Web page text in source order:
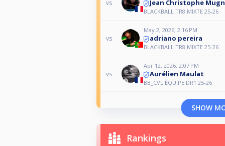
vs Jean Christophe
BLACKBALL TR8 MIXTE 25-26
vs
May 2, 2026, 2:16 PM
adriano pereira
BLACKBALL TR8 MIXTE 25-26
vs
Apr 12, 2026, 2:07 PM
Aurélien Maulat
BB_CVL ÉQUIPE DR1 25-26
SHOW
Rankings